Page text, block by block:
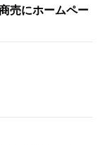
売にホームペー